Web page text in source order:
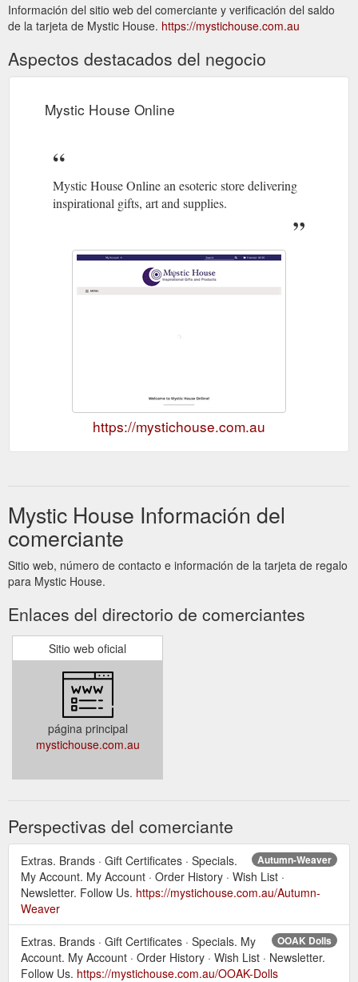
Información del sitio web del comerciante y verificación del saldo
de la tarjeta de Mystic House. https://mystichouse.com.au
Aspectos destacados del negocio
Mystic House Online
Mystic House Online an esoteric store delivering
inspirational gifts, art and supplies.
https://mystichouse.com.au
Mystic House Información del
comerciante
Sitio web, número de contacto e información de la tarjeta de regalo
para Mystic House.
Enlaces del directorio de comerciantes
Sitio web oficial
página principal
mystichouse.com.au
Perspectivas del comerciante
Autumn-Weaver
Extras. Brands · Gift Certificates · Specials.
My Account. My Account · Order History · Wish List ·
Newsletter. Follow Us. https://mystichouse.com.au/Autumn-
Weaver
OOAK Dolls
Extras. Brands · Gift Certificates · Specials. My
Account. My Account · Order History · Wish List · Newsletter.
Follow Us. https://mystichouse.com.au/OOAK-Dolls